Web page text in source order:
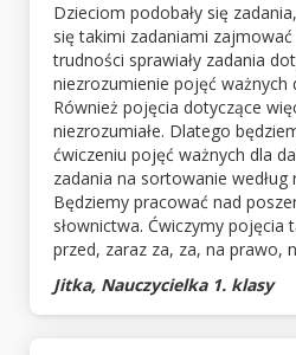
Dzieciom podobały się
się takimi zadaniami
trudności sprawiały zadania
niezrozumienie pojęć ważnych
Również pojęcia dotyczące
niezrozumiałe. Dlatego
ćwiczeniu pojęć ważnych dla
zadania na sortowanie według
Będziemy pracować nad
słownictwa. Ćwiczymy pojęcia
przed, zaraz za, za, na prawo,
Jitka, Nauczycielka 1. klasy